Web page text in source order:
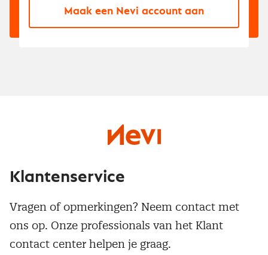
Maak een Nevi account aan
Klantenservice
Vragen of opmerkingen? Neem contact met
ons op. Onze professionals van het Klant
contact center helpen je graag.